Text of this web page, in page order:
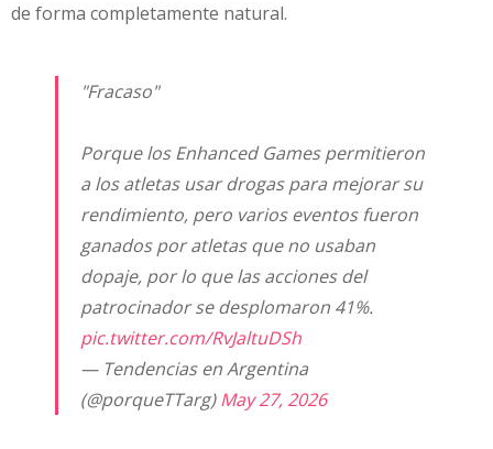
de forma completamente natural.
"Fracaso"
Porque los Enhanced Games permitieron
a los atletas usar drogas para mejorar su
rendimiento, pero varios eventos fueron
ganados por atletas que no usaban
dopaje, por lo que las acciones del
patrocinador se desplomaron 41%.
pic.twitter.com/RvJaltuDSh
— Tendencias en Argentina
(@porqueTTarg)May 27, 2026